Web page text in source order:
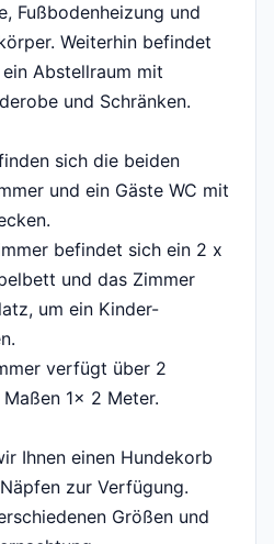
Fußbodenheizung und
Weiterhin befindet
Abstellraum mit
und Schränken.
sich die beiden
und ein Gäste WC mit
befindet sich ein 2 x
und das Zimmer
um ein Kinder-
verfügt über 2
1x 2 Meter.
Ihnen einen Hundekorb
zur Verfügung.
Größen und